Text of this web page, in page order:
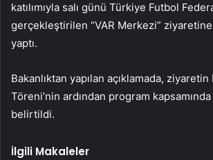
katılımıyla salı günü Türkiye Futbol
gerçekleştirilen “VAR Merkezi”
yaptı.
Bakanlıktan yapılan açıklamada,
Töreni’nin ardından program
belirtildi.
İlgili Makaleler